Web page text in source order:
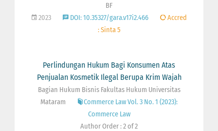
BF
2023
DOI: 10.35327/gara.v17i2.466
Accred
: Sinta 5
Perlindungan Hukum Bagi Konsumen Atas
Penjualan Kosmetik Ilegal Berupa Krim Wajah
Bagian Hukum Bisnis Fakultas Hukum Universitas
Mataram
Commerce Law Vol. 3 No. 1 (2023):
Commerce Law
Author Order : 2 of 2